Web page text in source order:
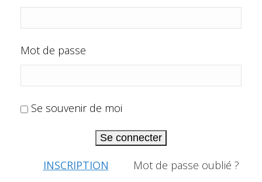
Mot de passe
Se souvenir de moi
Se connecter
INSCRIPTION Mot de passe oublié ?